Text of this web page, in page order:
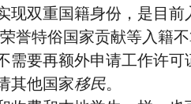
现双重国籍身份，是目
誉特俗国家贡献等入籍
要再额外申请工作许可
其他国家移民。